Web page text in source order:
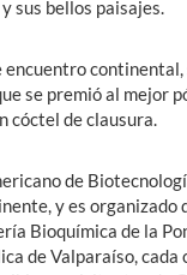
sus bellos paisajes.
continental,
se premió al mejor
cóctel de clausura.
de
y es organizado
Bioquímica de la
de Valparaíso, cada